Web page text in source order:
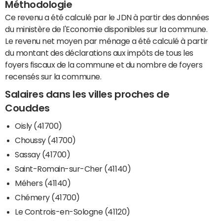
Méthodologie
Ce revenu a été calculé par le JDN à partir des données
du ministère de l'Economie disponibles sur la commune.
Le revenu net moyen par ménage a été calculé à partir
du montant des déclarations aux impôts de tous les
foyers fiscaux de la commune et du nombre de foyers
recensés sur la commune.
Salaires dans les villes proches de
Couddes
Oisly (41700)
Choussy (41700)
Sassay (41700)
Saint-Romain-sur-Cher (41140)
Méhers (41140)
Chémery (41700)
Le Controis-en-Sologne (41120)